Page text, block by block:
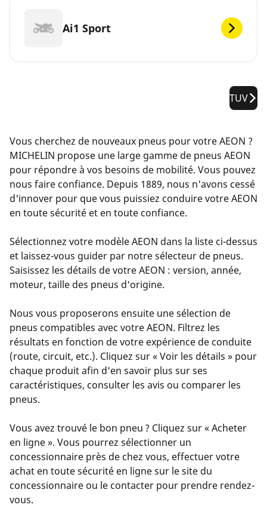
Ai1 Sport
TUV
Vous cherchez de nouveaux pneus pour votre AEON ?
MICHELIN propose une large gamme de pneus AEON
pour répondre à vos besoins de mobilité. Vous pouvez
nous faire confiance. Depuis 1889, nous n'avons cessé
d'innover pour que vous puissiez conduire votre AEON
en toute sécurité et en toute confiance.
Sélectionnez votre modèle AEON dans la liste ci-dessus
et laissez-vous guider par notre sélecteur de pneus.
Saisissez les détails de votre AEON : version, année,
moteur, taille des pneus d'origine.
Nous vous proposerons ensuite une sélection de
pneus compatibles avec votre AEON. Filtrez les
résultats en fonction de votre expérience de conduite
(route, circuit, etc.). Cliquez sur « Voir les détails » pour
chaque produit afin d'en savoir plus sur ses
caractéristiques, consulter les avis ou comparer les
pneus.
Vous avez trouvé le bon pneu ? Cliquez sur « Acheter
en ligne ». Vous pourrez sélectionner un
concessionnaire près de chez vous, effectuer votre
achat en toute sécurité en ligne sur le site du
concessionnaire ou le contacter pour prendre rendez-
vous.